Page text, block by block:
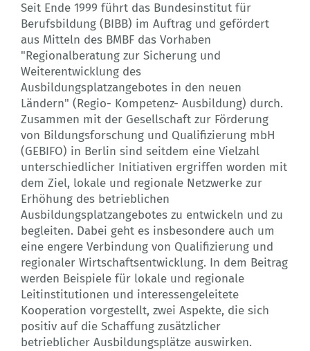
Seit Ende 1999 führt das Bundesinstitut für
Berufsbildung (BIBB) im Auftrag und gefördert
aus Mitteln des BMBF das Vorhaben
"Regionalberatung zur Sicherung und
Weiterentwicklung des
Ausbildungsplatzangebotes in den neuen
Ländern" (Regio- Kompetenz- Ausbildung) durch.
Zusammen mit der Gesellschaft zur Förderung
von Bildungsforschung und Qualifizierung mbH
(GEBIFO) in Berlin sind seitdem eine Vielzahl
unterschiedlicher Initiativen ergriffen worden mit
dem Ziel, lokale und regionale Netzwerke zur
Erhöhung des betrieblichen
Ausbildungsplatzangebotes zu entwickeln und zu
begleiten. Dabei geht es insbesondere auch um
eine engere Verbindung von Qualifizierung und
regionaler Wirtschaftsentwicklung. In dem Beitrag
werden Beispiele für lokale und regionale
Leitinstitutionen und interessengeleitete
Kooperation vorgestellt, zwei Aspekte, die sich
positiv auf die Schaffung zusätzlicher
betrieblicher Ausbildungsplätze auswirken.